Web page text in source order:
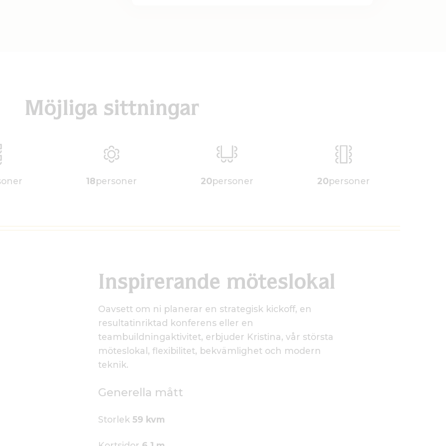
Möjliga sittningar
18personer 20personer 20personer
Inspirerande möteslokal
Oavsett om ni planerar en strategisk kickoff, en
resultatinriktad konferens eller en
teambuildningaktivitet, erbjuder Kristina, vår största
möteslokal, flexibilitet, bekvämlighet och modern
teknik.
Generella mått
Storlek59 kvm